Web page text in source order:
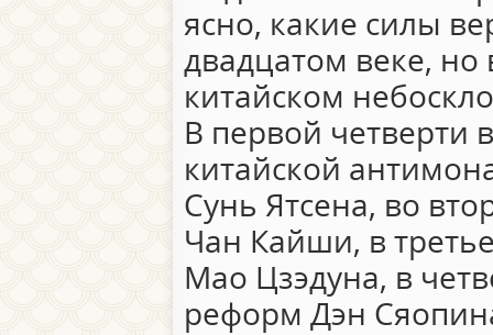
ясно, какие силы
двадцатом веке,
китайском
В первой четверти
китайской
Сунь Ятсена, во
Чан Кайши, в
Мао Цзэдуна, в
реформ Дэн